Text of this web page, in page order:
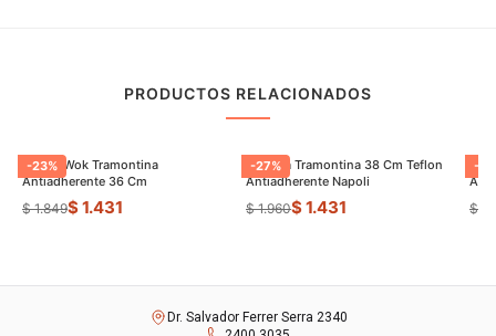
PRODUCTOS RELACIONADOS
-23%
Sarten Wok Tramontina
Antiadherente 36 Cm
$ 1.849$ 1.431
-27%
Paellera Tramontina 38 Cm Teflon
Antiadherente Napoli
$ 1.960$ 1.431
-
$
Dr. Salvador Ferrer Serra 2340